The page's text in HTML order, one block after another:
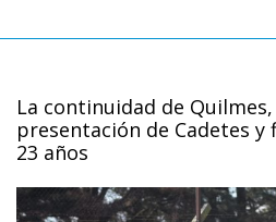
La continuidad de
presentación de Cadetes y
23 años